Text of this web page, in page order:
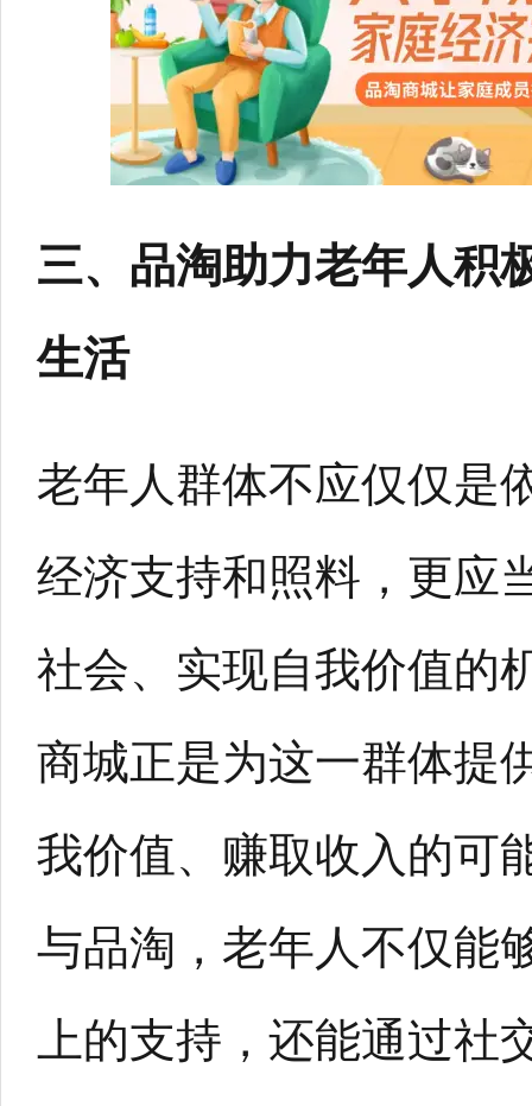
三、品淘助力老年人积
生活
老年人群体不应仅仅是
经济支持和照料，更应
社会、实现自我价值的
商城正是为这一群体提
我价值、赚取收入的可
与品淘，老年人不仅能
上的支持，还能通过社